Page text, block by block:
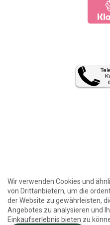
Wir verwenden Cookies und
von Drittanbietern, um die
der Website zu gewährleisten,
Angebotes zu analysieren und
Einkaufserlebnis bieten zu